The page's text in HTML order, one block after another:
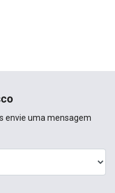
envie uma mensagem